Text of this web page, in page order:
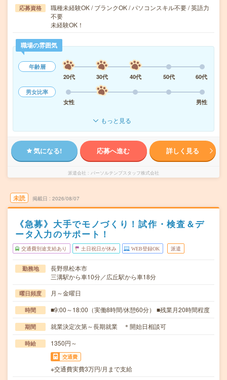
応募資格
職種未経験OK / ブランクOK / パソコンスキル不要 / 英語力
不要
未経験OK！
職場の雰囲気
年齢層
20代
30代 40代 50代
60代
男女比率
女性
男性
もっと見る
気になる! 応募へ進む 詳しく見る
派遣会社 パーソルテンプスタッフ株式会社
未読 掲載日 2026/08/07
《急募》大手でモノづくり！試作・検査＆デ
ータ入力のサポート！
交通費別途支給あり 土日祝日が休み WEB登録OK 派遣
勤務地
長野県松本市
三溝駅から車10分／広丘駅から車18分
曜日頻度 月～金曜日
時間 ■9:00～18:00（実働8時間/休憩60分） ■残業月20時間程度
期間 就業決定次第～長期就業 ＊開始日相談可
時給 1350円～
交通費
※交通費実費3万円/月まで支給